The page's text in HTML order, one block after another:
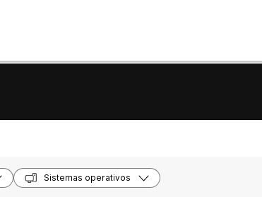
Sistemas operativos